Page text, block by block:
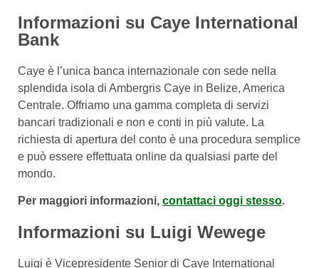
Informazioni su Caye International
Bank
Caye è l’unica banca internazionale con sede nella
splendida isola di Ambergris Caye in Belize, America
Centrale. Offriamo una gamma completa di servizi
bancari tradizionali e non e conti in più valute. La
richiesta di apertura del conto è una procedura semplice
e può essere effettuata online da qualsiasi parte del
mondo.
Per maggiori informazioni, contattaci oggi stesso.
Informazioni su Luigi Wewege
Luigi è Vicepresidente Senior di Caye International